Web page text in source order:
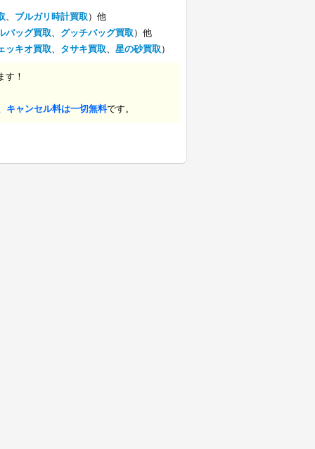
、 ブルガリ時計買取 ）他
バッグ買取、 グッチバッグ買取 ）他
ッキオ買取、 タサキ買取、 星の砂買取 ）
す！
キャンセル料は一切無料です。